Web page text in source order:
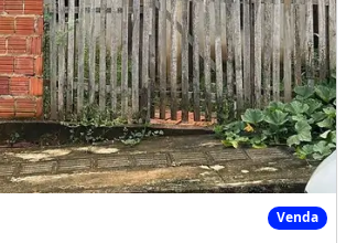
Casa no Lotiamento santa Luzia
Venda